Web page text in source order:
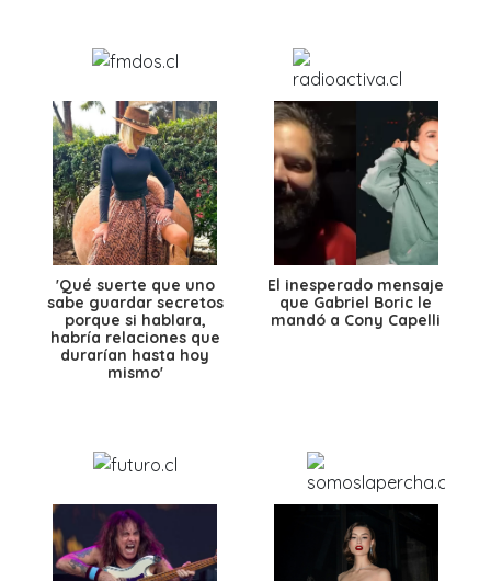
'Qué suerte que uno
sabe guardar secretos
porque si hablara,
habría relaciones que
durarían hasta hoy
mismo'
El inesperado mensaje
que Gabriel Boric le
mandó a Cony Capelli